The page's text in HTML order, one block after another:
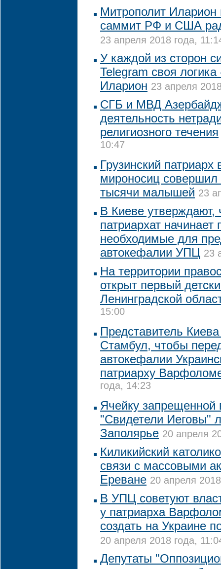
Митрополит Иларион
саммит РФ и США
23 апреля 2018 года,
У каждой из сторон
Telegram своя
Иларион 23 апреля
СГБ и МВД
деятельность
религиозного течения
10:47
Грузинский
мироносиц
тысячи малышей 23
В Киеве утверждают,
патриархат начинает
необходимые для
автокефалии УПЦ 23
На территории
открыт первый
Ленинградской
15:00
Представитель
Стамбул, чтобы
автокефалии
патриарху
года, 14:23
Ячейку запрещенной
"Свидетели Иеговы"
Заполярье 20 апреля
Киликийский
связи с массовыми
Ереване 20 апреля
В УПЦ советуют
у патриарха
создать на Украине
20 апреля 2018 года,
Депутаты